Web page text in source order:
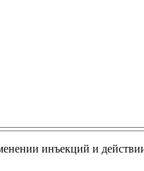
инъекций и